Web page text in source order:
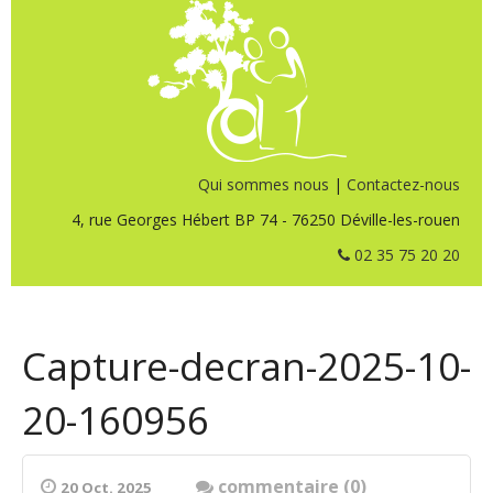
Qui sommes nous | Contactez-nous
4, rue Georges Hébert BP 74 - 76250 Déville-les-rouen
02 35 75 20 20
Capture-decran-2025-10-
20-160956
20 Oct. 2025
commentaire (0)